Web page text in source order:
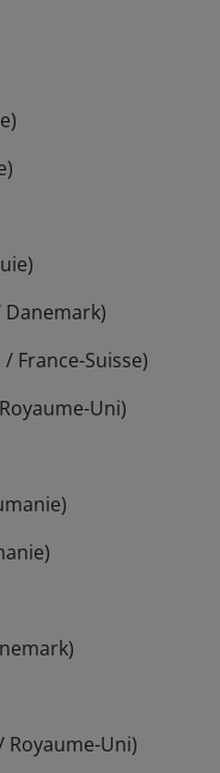
France-Suisse)
Uni)
Royaume-Uni)